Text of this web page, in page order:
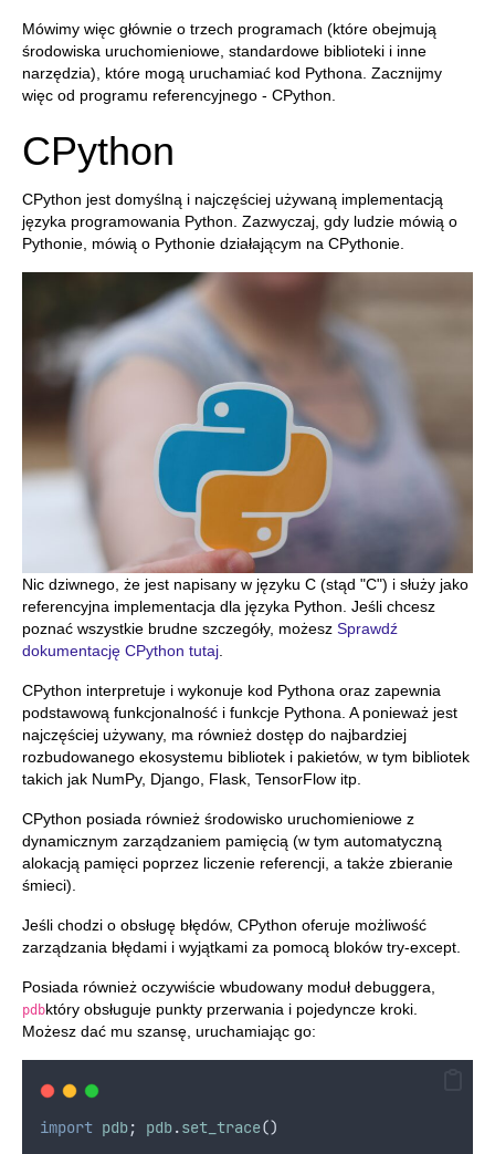
Mówimy więc głównie o trzech programach (które obejmują
środowiska uruchomieniowe, standardowe biblioteki i inne
narzędzia), które mogą uruchamiać kod Pythona. Zacznijmy
więc od programu referencyjnego - CPython.
CPython
CPython jest domyślną i najczęściej używaną implementacją
języka programowania Python. Zazwyczaj, gdy ludzie mówią o
Pythonie, mówią o Pythonie działającym na CPythonie.
Nic dziwnego, że jest napisany w języku C (stąd "C") i służy jako
referencyjna implementacja dla języka Python. Jeśli chcesz
poznać wszystkie brudne szczegóły, możesz Sprawdź
dokumentację CPython tutaj.
CPython interpretuje i wykonuje kod Pythona oraz zapewnia
podstawową funkcjonalność i funkcje Pythona. A ponieważ jest
najczęściej używany, ma również dostęp do najbardziej
rozbudowanego ekosystemu bibliotek i pakietów, w tym bibliotek
takich jak NumPy, Django, Flask, TensorFlow itp.
CPython posiada również środowisko uruchomieniowe z
dynamicznym zarządzaniem pamięcią (w tym automatyczną
alokacją pamięci poprzez liczenie referencji, a także zbieranie
śmieci).
Jeśli chodzi o obsługę błędów, CPython oferuje możliwość
zarządzania błędami i wyjątkami za pomocą bloków try-except.
Posiada również oczywiście wbudowany moduł debuggera,
pdbktóry obsługuje punkty przerwania i pojedyncze kroki.
Możesz dać mu szansę, uruchamiając go:
import pdb; pdb.set_trace()